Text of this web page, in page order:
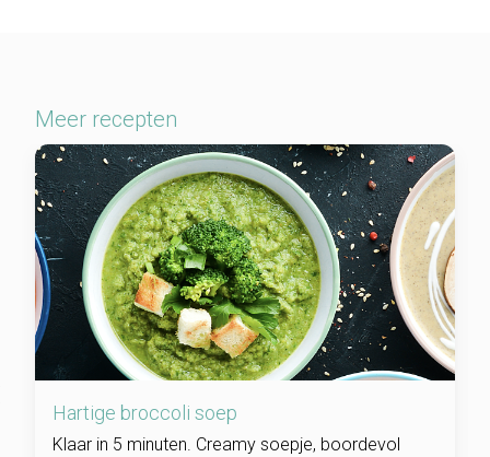
Meer recepten
Hartige broccoli soep
Klaar in 5 minuten. Creamy soepje, boordevol